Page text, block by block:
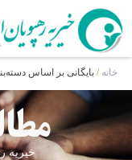
خانه / بایگانی بر اساس
خیریه